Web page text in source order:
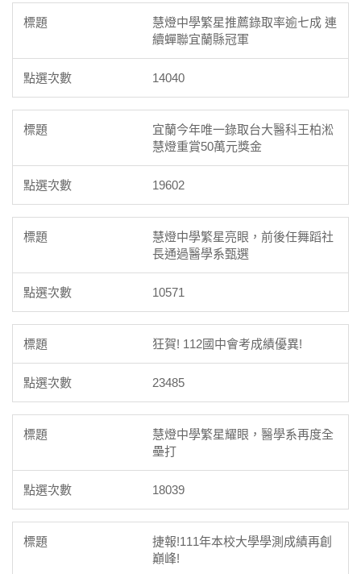
慧燈中學繁星推薦錄取率逾七成 連
續蟬聯宜蘭縣冠軍
14040
宜蘭今年唯一錄取台大醫科王柏淞
慧燈重賞50萬元獎金
19602
慧燈中學繁星亮眼，前後任舞蹈社
長通過醫學系甄選
10571
狂賀! 112國中會考成績優異!
23485
慧燈中學繁星耀眼，醫學系再度全
壘打
18039
捷報!111年本校大學學測成績再創
巔峰!